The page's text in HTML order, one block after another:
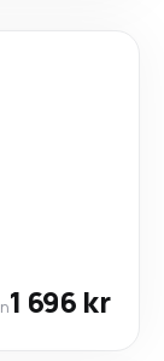
1 696 kr